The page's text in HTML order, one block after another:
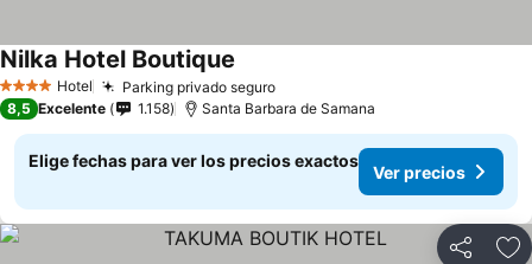
4 EstrellasHotel Parking privado seguroVer precios
Nilka Hotel Boutique
8,5 Excelente 1.158 Santa Barbara de Samana
Elige fechas para ver los precios exactos
Ver precios
Compartir